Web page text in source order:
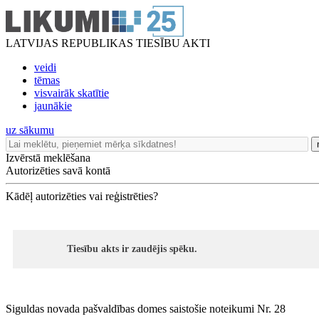
LATVIJAS REPUBLIKAS TIESĪBU AKTI
veidi
tēmas
visvairāk skatītie
jaunākie
uz sākumu
Izvērstā meklēšana
Autorizēties savā kontā
Kādēļ autorizēties vai reģistrēties?
Tiesību akts ir zaudējis spēku.
Siguldas novada pašvaldības domes saistošie noteikumi Nr. 28